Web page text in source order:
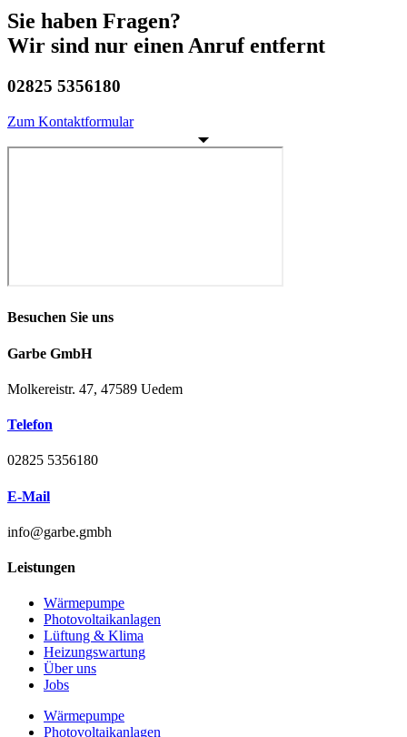
Sie haben Fragen?
Wir sind nur einen Anruf entfernt
02825 5356180
Zum Kontaktformular
Besuchen Sie uns
Garbe GmbH
Molkereistr. 47, 47589 Uedem
Telefon
02825 5356180
E-Mail
info@garbe.gmbh
Leistungen
Wärmepumpe
Photovoltaikanlagen
Lüftung & Klima
Heizungswartung
Über uns
Jobs
Wärmepumpe
Photovoltaikanlagen